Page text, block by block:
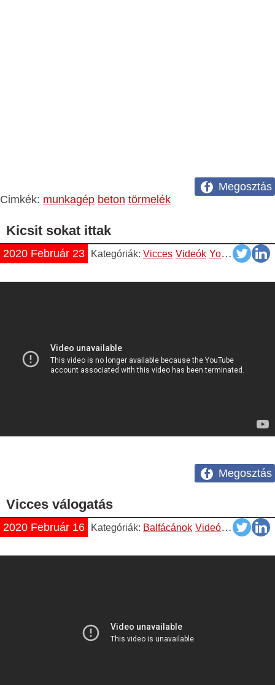
Megosztás
Cimkék: munkagép beton törmelék
Kicsit sokat ittak
2020 Február 23 Kategóriák: Vicces Videók YouTube
Megosztás
Vicces válogatás
2020 Február 16 Kategóriák: Balfácánok Videók YouTube